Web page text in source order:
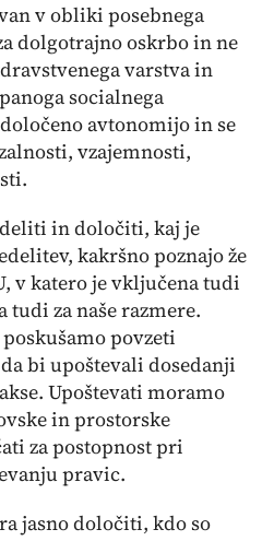
v obliki posebnega
dolgotrajno oskrbo in ne
varstva in
socialnega
avtonomijo in se
vzajemnosti,
in določiti, kaj je
kakršno poznajo že
v katero je vključena tudi
za naše razmere.
povzeti
bi upoštevali dosedanji
Upoštevati moramo
in prostorske
za postopnost pri
pravic.
jasno določiti, kdo so